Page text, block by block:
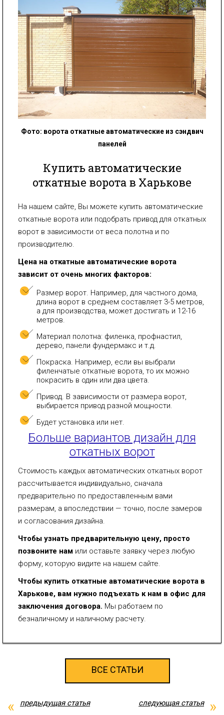
Фото: ворота откатныеавтоматические из сэндвич
панелей
Купить автоматические
откатные ворота в Харькове
На нашем сайте, Вы можете купить автоматические
откатные ворота или подобрать привод для откатных
ворот в зависимости от веса полотна и по
производителю.
Цена на откатные автоматические ворота
зависит от очень многих факторов:
Размер ворот. Например, для частного дома,
длина ворот в среднем составляет 3-5 метров,
а для производства, может достигать и 12-16
метров.
Материал полотна: филенка, профнастил,
дерево, панели фундермакс и т.д.
Покраска. Например, если вы выбрали
филенчатые откатные ворота, то их можно
покрасить в один или два цвета.
Привод. В зависимости от размера ворот,
выбирается привод разной мощности.
Будет установка или нет.
Больше вариантов дизайн для
откатных ворот
Стоимость каждых автоматических откатных ворот
рассчитывается индивидуально, сначала
предварительно по предоставленным вами
размерам, а впоследствии — точно, после замеров
и согласования дизайна.
Чтобы узнать предварительную цену, просто
позвоните нам или оставьте заявку через любую
форму, которую видите на нашем сайте.
Чтобы купить откатные автоматические ворота в
Харькове, вам нужно подъехать к нам в офис для
заключения договора. Мы работаем по
безналичному и наличному расчету.
предыдущая статья
ВСЕ СТАТЬИ
следующая статья